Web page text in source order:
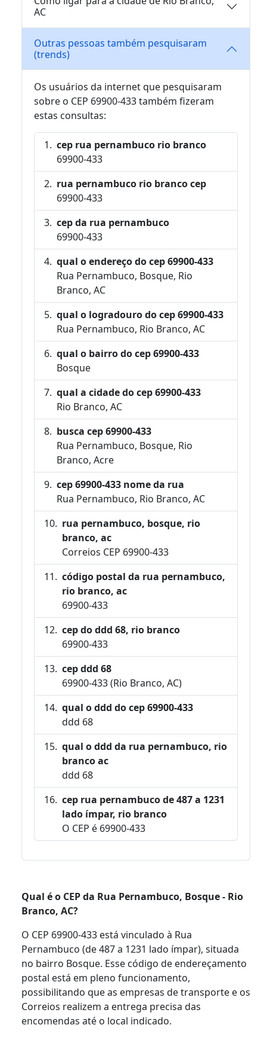
AC
Outras pessoas também pesquisaram
(trends)
Os usuários da internet que pesquisaram
sobre o CEP 69900-433 também fizeram
estas consultas:
cep rua pernambuco rio branco
69900-433
rua pernambuco rio branco cep
69900-433
cep da rua pernambuco
69900-433
qual o endereço do cep 69900-433
Rua Pernambuco, Bosque, Rio
Branco, AC
qual o logradouro do cep 69900-433
Rua Pernambuco, Rio Branco, AC
qual o bairro do cep 69900-433
Bosque
qual a cidade do cep 69900-433
Rio Branco, AC
busca cep 69900-433
Rua Pernambuco, Bosque, Rio
Branco, Acre
cep 69900-433 nome da rua
Rua Pernambuco, Rio Branco, AC
rua pernambuco, bosque, rio
branco, ac
Correios CEP 69900-433
código postal da rua pernambuco,
rio branco, ac
69900-433
cep do ddd 68, rio branco
69900-433
cep ddd 68
69900-433 (Rio Branco, AC)
qual o ddd do cep 69900-433
ddd 68
qual o ddd da rua pernambuco, rio
branco ac
ddd 68
cep rua pernambuco de 487 a 1231
lado ímpar, rio branco
O CEP é 69900-433
Qual é o CEP da Rua Pernambuco, Bosque - Rio
Branco, AC?
O CEP 69900-433 está vinculado à Rua
Pernambuco (de 487 a 1231 lado ímpar), situada
no bairro Bosque. Esse código de endereçamento
postal está em pleno funcionamento,
possibilitando que as empresas de transporte e os
Correios realizem a entrega precisa das
encomendas até o local indicado.